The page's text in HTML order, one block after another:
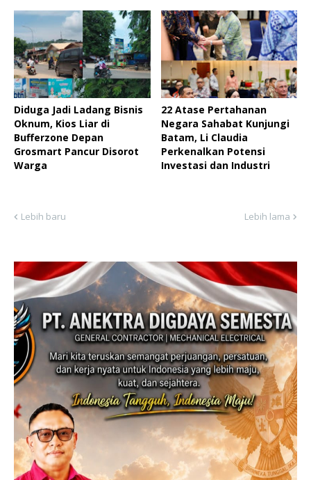
Diduga Jadi Ladang Bisnis
Oknum, Kios Liar di
Bufferzone Depan
Grosmart Pancur Disorot
Warga
22 Atase Pertahanan
Negara Sahabat Kunjungi
Batam, Li Claudia
Perkenalkan Potensi
Investasi dan Industri
Lebih baru Lebih lama